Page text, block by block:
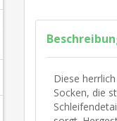
Diese
Socken, die